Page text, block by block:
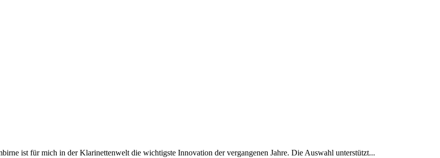
ist für mich in der Klarinettenwelt die wichtigste Innovation der vergangenen Jahre. Die Auswahl unterstützt...